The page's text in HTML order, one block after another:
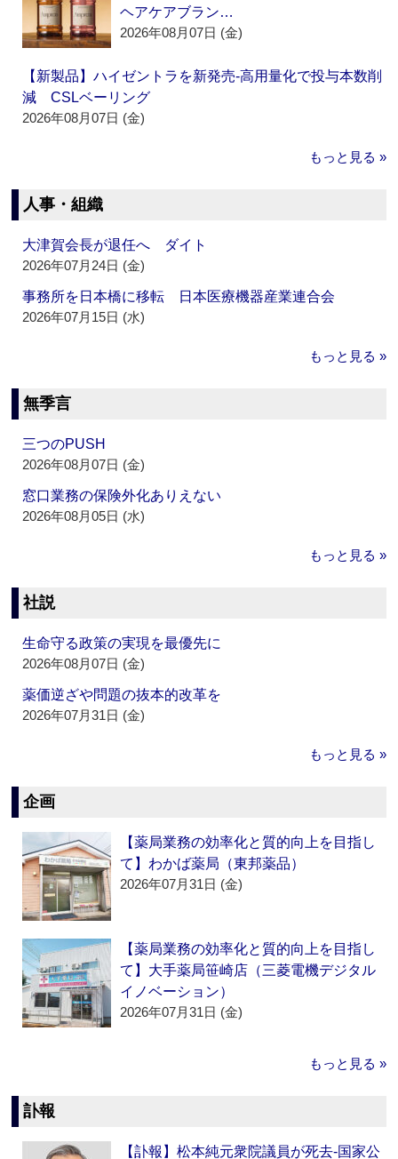
ヘアケアブラン…
2026年08月07日 (金)
【新製品】ハイゼントラを新発売‐高用量化で投与本数削
減 CSLベーリング
2026年08月07日 (金)
もっと見る »
人事・組織
大津賀会長が退任へ ダイト
2026年07月24日 (金)
事務所を日本橋に移転 日本医療機器産業連合会
2026年07月15日 (水)
もっと見る »
無季言
三つのPUSH
2026年08月07日 (金)
窓口業務の保険外化ありえない
2026年08月05日 (水)
もっと見る »
社説
生命守る政策の実現を最優先に
2026年08月07日 (金)
薬価逆ざや問題の抜本的改革を
2026年07月31日 (金)
もっと見る »
企画
【薬局業務の効率化と質的向上を目指し
て】わかば薬局（東邦薬品）
2026年07月31日 (金)
【薬局業務の効率化と質的向上を目指し
て】大手薬局笹崎店（三菱電機デジタル
イノベーション）
2026年07月31日 (金)
もっと見る »
訃報
【訃報】松本純元衆院議員が死去‐国家公